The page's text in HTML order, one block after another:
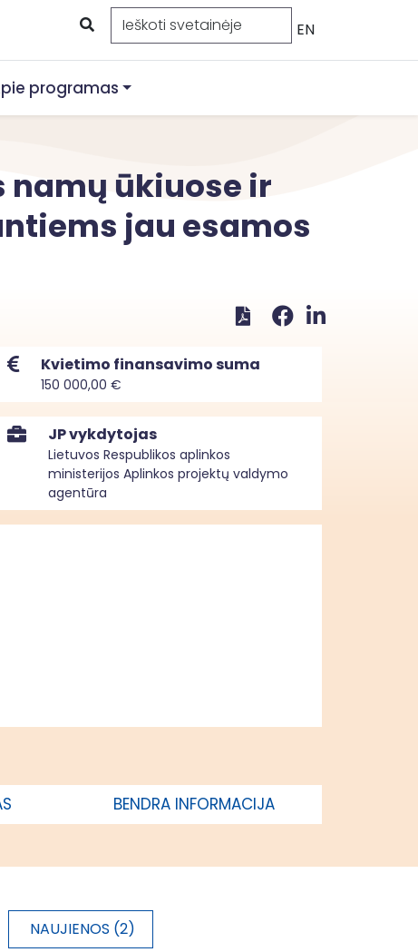
EN
programas
ūkiuose ir
jau esamos
Kvietimo finansavimo suma
150 000,00 €
JP vykdytojas
Lietuvos Respublikos aplinkos
ministerijos Aplinkos projektų valdymo
agentūra
BENDRA INFORMACIJA
NAUJIENOS (2)